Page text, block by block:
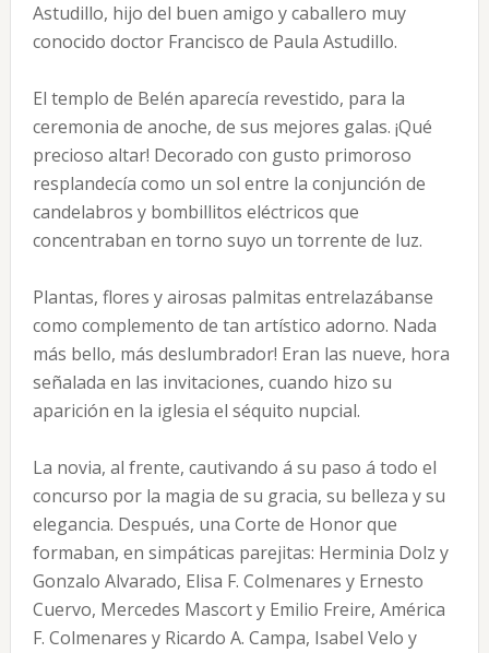
Astudillo, hijo del buen amigo y caballero muy
conocido doctor Francisco de Paula Astudillo.
El templo de Belén aparecía revestido, para la
ceremonia de anoche, de sus mejores galas. ¡Qué
precioso altar! Decorado con gusto primoroso
resplandecía como un sol entre la conjunción de
candelabros y bombillitos eléctricos que
concentraban en torno suyo un torrente de luz.
Plantas, flores y airosas palmitas entrelazábanse
como complemento de tan artístico adorno. Nada
más bello, más deslumbrador! Eran las nueve, hora
señalada en las invitaciones, cuando hizo su
aparición en la iglesia el séquito nupcial.
La novia, al frente, cautivando á su paso á todo el
concurso por la magia de su gracia, su belleza y su
elegancia. Después, una Corte de Honor que
formaban, en simpáticas parejitas: Herminia Dolz y
Gonzalo Alvarado, Elisa F. Colmenares y Ernesto
Cuervo, Mercedes Mascort y Emilio Freire, América
F. Colmenares y Ricardo A. Campa, Isabel Velo y